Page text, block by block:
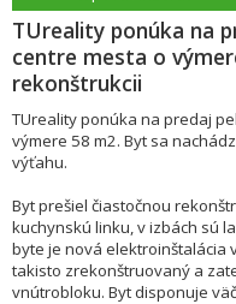
TUreality ponúka na
centre mesta o
rekonštrukcii
TUreality ponúka na predaj
výmere 58 m2. Byt sa
výťahu.
Byt prešiel čiastočnou
kuchynskú linku, v izbách sú
byte je nová elektroinštalácia
takisto zrekonštruovaný a
vnútrobloku. Byt disponuje